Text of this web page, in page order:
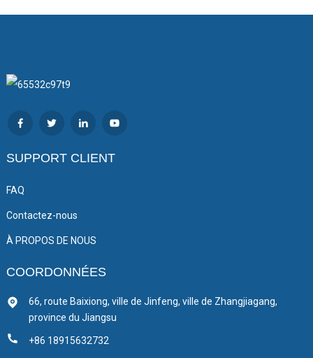
SUPPORT CLIENT
FAQ
Contactez-nous
À PROPOS DE NOUS
COORDONNÉES
66, route Baixiong, ville de Jinfeng, ville de Zhangjiagang,
province du Jiangsu
+86 18915632732